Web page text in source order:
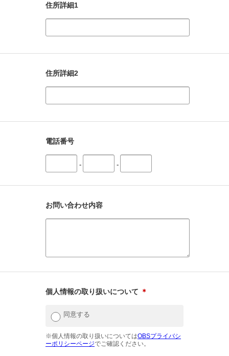
住所詳細1
住所詳細2
電話番号
- -
お問い合わせ内容
個人情報の取り扱いについて ＊
同意する
※個人情報の取り扱いについてはOBSプライバシ
ーポリシーページでご確認ください。